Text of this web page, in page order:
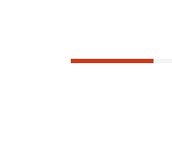
6.25%